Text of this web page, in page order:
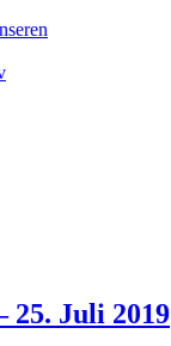
25. Juli 2019